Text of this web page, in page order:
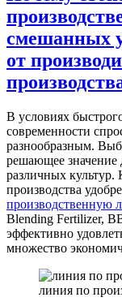
смешанных
от
В условиях
современности
разнообразным.
решающее значение
различных культур.
производства
производственную
Blending Fertilizer,
эффективно
множество
линия по